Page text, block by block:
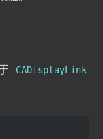
CADisplayLink